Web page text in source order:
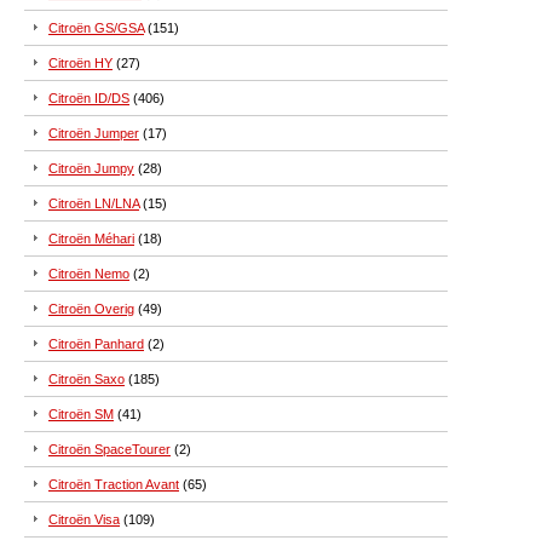
Citroën GS/GSA(151)
Citroën HY (27)
Citroën ID/DS (406)
Citroën Jumper (17)
Citroën Jumpy (28)
Citroën LN/LNA(15)
Citroën Méhari (18)
Citroën Nemo (2)
Citroën Overig (49)
Citroën Panhard (2)
Citroën Saxo (185)
Citroën SM (41)
Citroën SpaceTourer (2)
Citroën Traction Avant (65)
Citroën Visa (109)